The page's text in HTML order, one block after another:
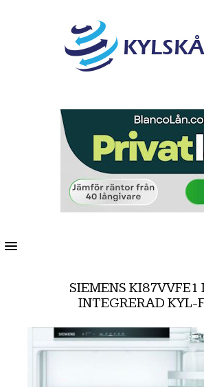
MENU
SIEMENS KI87VVFE1
INTEGRERAD KYL-